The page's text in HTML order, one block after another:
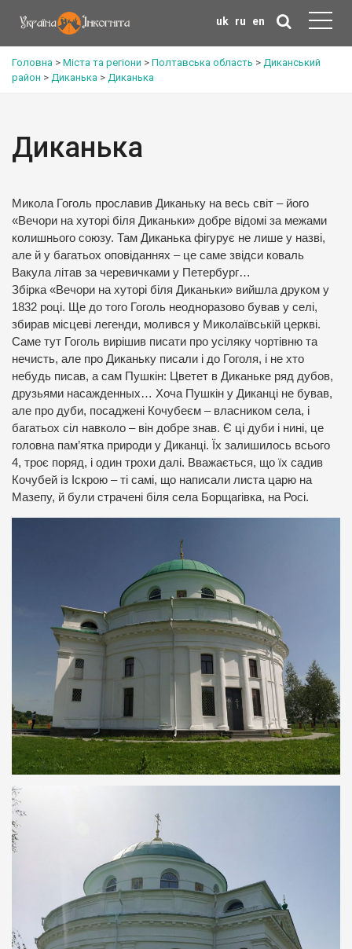
uk ru en
Головна > Міста та регіони > Полтавська область > Диканський
район > Диканька > Диканька
Диканька
Микола Гоголь прославив Диканьку на весь світ – його
«Вечори на хуторі біля Диканьки» добре відомі за межами
колишнього союзу. Там Диканька фігурує не лише у назві,
але й у багатьох оповіданнях – це саме звідси коваль
Вакула літав за черевичками у Петербург…
Збірка «Вечори на хуторі біля Диканьки» вийшла друком у
1832 році. Ще до того Гоголь неодноразово бував у селі,
збирав місцеві легенди, молився у Миколаївській церкві.
Саме тут Гоголь вирішив писати про усіляку чортівню та
нечисть, але про Диканьку писали і до Гоголя, і не хто
небудь писав, а сам Пушкін: Цветет в Диканьке ряд дубов,
друзьями насажденных… Хоча Пушкін у Диканці не бував,
але про дуби, посаджені Кочубеєм – власником села, і
багатьох сіл навколо – він добре знав. Є ці дуби і нині, це
головна пам’ятка природи у Диканці. Їх залишилось всього
4, троє поряд, і один трохи далі. Вважається, що їх садив
Кочубей із Іскрою – ті самі, що написали листа царю на
Мазепу, й були страчені біля села Борщагівка, на Росі.